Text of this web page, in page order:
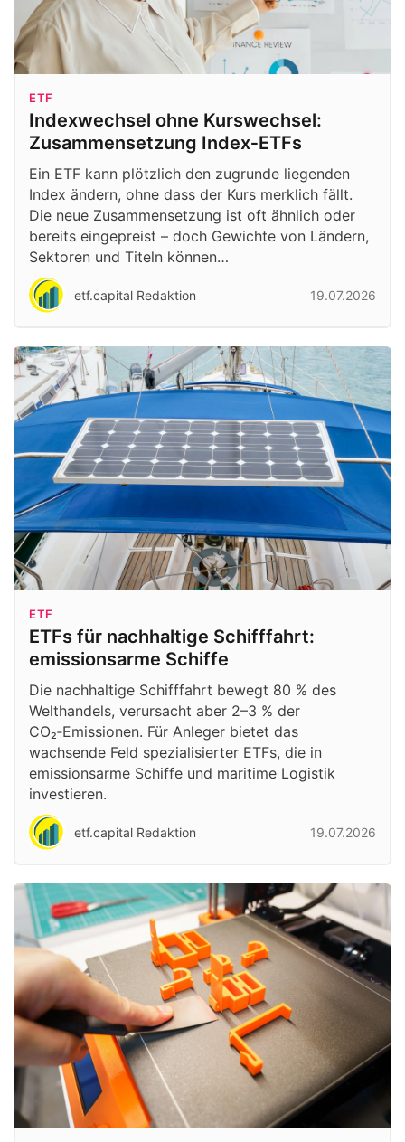
ETF
Indexwechsel ohne Kurswechsel:
Zusammensetzung Index‑ETFs
Ein ETF kann plötzlich den zugrunde liegenden
Index ändern, ohne dass der Kurs merklich fällt.
Die neue Zusammensetzung ist oft ähnlich oder
bereits eingepreist – doch Gewichte von Ländern,
Sektoren und Titeln können…
etf.capital Redaktion 19.07.2026
ETF
ETFs für nachhaltige Schifffahrt:
emissionsarme Schiffe
Die nachhaltige Schifffahrt bewegt 80 % des
Welthandels, verursacht aber 2–3 % der
CO₂‑Emissionen. Für Anleger bietet das
wachsende Feld spezialisierter ETFs, die in
emissionsarme Schiffe und maritime Logistik
investieren.
etf.capital Redaktion 19.07.2026